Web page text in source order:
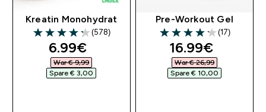
Kreatin Monohydrat
4.27 out of 5 stars
(578)
discounted price
6.99€‎
War € 9,99‎
Spare € 3,00‎
Pre-Workout Gel
4.18 out of 5 stars
(17)
discounted
16.99€‎
War € 26,99‎
Spare € 10,00‎